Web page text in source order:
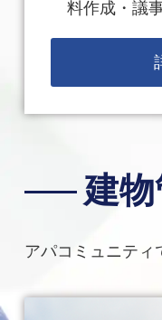
料作成・議
建
アパコミュニティ